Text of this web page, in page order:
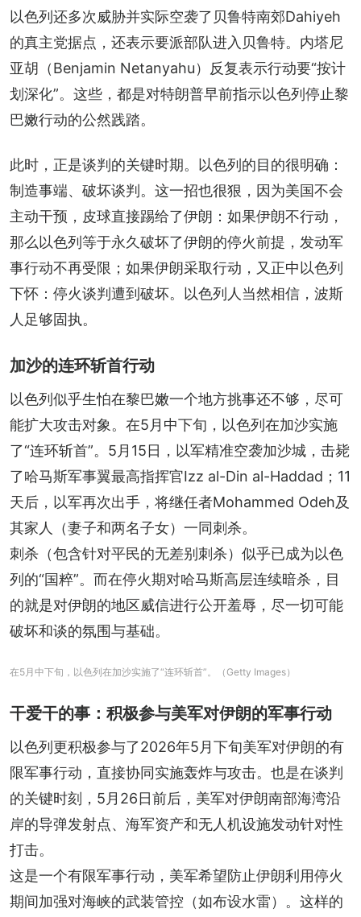
以色列还多次威胁并实际空袭了贝鲁特南郊Dahiyeh
的真主党据点，还表示要派部队进入贝鲁特。内塔尼
亚胡（Benjamin Netanyahu）反复表示行动要“按计
划深化”。这些，都是对特朗普早前指示以色列停止黎
巴嫩行动的公然践踏。
此时，正是谈判的关键时期。以色列的目的很明确：
制造事端、破坏谈判。这一招也很狠，因为美国不会
主动干预，皮球直接踢给了伊朗：如果伊朗不行动，
那么以色列等于永久破坏了伊朗的停火前提，发动军
事行动不再受限；如果伊朗采取行动，又正中以色列
下怀：停火谈判遭到破坏。以色列人当然相信，波斯
人足够固执。
加沙的连环斩首行动
以色列似乎生怕在黎巴嫩一个地方挑事还不够，尽可
能扩大攻击对象。在5月中下旬，以色列在加沙实施
了“连环斩首”。5月15日，以军精准空袭加沙城，击毙
了哈马斯军事翼最高指挥官Izz al-Din al-Haddad；11
天后，以军再次出手，将继任者Mohammed Odeh及
其家人（妻子和两名子女）一同刺杀。
刺杀（包含针对平民的无差别刺杀）似乎已成为以色
列的“国粹”。而在停火期对哈马斯高层连续暗杀，目
的就是对伊朗的地区威信进行公开羞辱，尽一切可能
破坏和谈的氛围与基础。
在5月中下旬，以色列在加沙实施了“连环斩首”。（Getty Images）
干爱干的事：积极参与美军对伊朗的军事行动
以色列更积极参与了2026年5月下旬美军对伊朗的有
限军事行动，直接协同实施轰炸与攻击。也是在谈判
的关键时刻，5月26日前后，美军对伊朗南部海湾沿
岸的导弹发射点、海军资产和无人机设施发动针对性
打击。
这是一个有限军事行动，美军希望防止伊朗利用停火
期间加强对海峡的武装管控（如布设水雷）。这样的